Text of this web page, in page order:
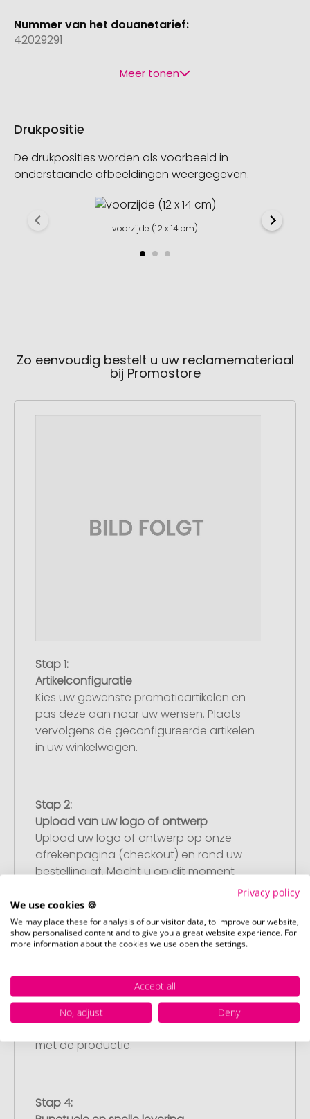
42029291
Meer tonen
Drukpositie
De drukposities worden als voorbeeld in
onderstaande afbeeldingen weergegeven.
voorzijde (12 x 14 cm)
Zo eenvoudig bestelt u uw reclamemateriaal
bij Promostore
Stap 1:
Artikelconfiguratie
Kies uw gewenste promotieartikelen en
pas deze aan naar uw wensen. Plaats
vervolgens de geconfigureerde artikelen
in uw winkelwagen.
Stap 2:
Upload van uw logo of ontwerp
Upload uw logo of ontwerp op onze
afrekenpagina (checkout) en rond uw
bestelling af. Mocht u op dit moment
hebben, dan kunt u dit later aanleveren.
Artikelvoorbeeld en goedkeuring
U ontvangt van ons een gratis
drukvoorbeeld met uw ontwerp. Zodra u
dit heeft goedgekeurd, starten wij direct
met de productie.
Stap 4:
Privacy policy
We use cookies 🍪
We may place these for analysis of our visitor data, to improve our website,
show personalised content and to give you a great website experience. For
more information about the cookies we use open the settings.
Accept all
No, adjust
Deny